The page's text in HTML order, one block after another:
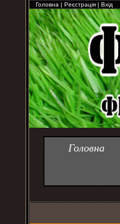
Головна | Реєстрація | Вхід
Головна